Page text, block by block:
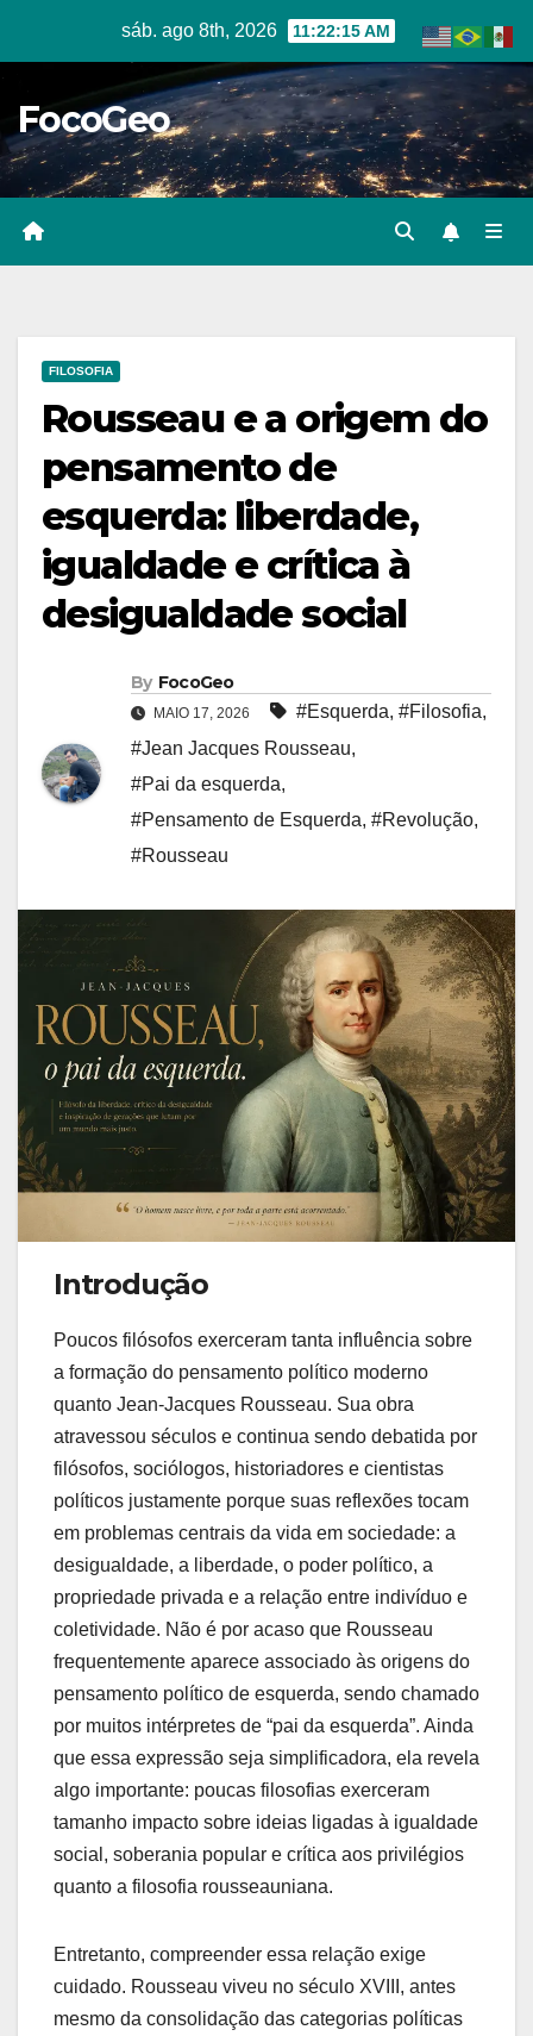
sáb. ago 8th, 2026 11:22:16 AM
FocoGeo
FILOSOFIA
Rousseau e a origem do
pensamento de
esquerda: liberdade,
igualdade e crítica à
desigualdade social
By FocoGeo
MAIO 17, 2026 #Esquerda, #Filosofia,
#Jean Jacques Rousseau,
#Pai da esquerda,
#Pensamento de Esquerda, #Revolução,
#Rousseau
Introdução
Poucos filósofos exerceram tanta influência sobre
a formação do pensamento político moderno
quanto Jean-Jacques Rousseau. Sua obra
atravessou séculos e continua sendo debatida por
filósofos, sociólogos, historiadores e cientistas
políticos justamente porque suas reflexões tocam
em problemas centrais da vida em sociedade: a
desigualdade, a liberdade, o poder político, a
propriedade privada e a relação entre indivíduo e
coletividade. Não é por acaso que Rousseau
frequentemente aparece associado às origens do
pensamento político de esquerda, sendo chamado
por muitos intérpretes de “pai da esquerda”. Ainda
que essa expressão seja simplificadora, ela revela
algo importante: poucas filosofias exerceram
tamanho impacto sobre ideias ligadas à igualdade
social, soberania popular e crítica aos privilégios
quanto a filosofia rousseauniana.
Entretanto, compreender essa relação exige
cuidado. Rousseau viveu no século XVIII, antes
mesmo da consolidação das categorias políticas